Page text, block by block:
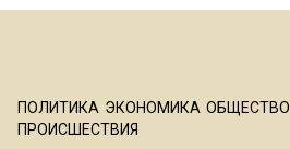
ПОЛИТИКА ЭКОНОМИКА ОБЩЕСТВО
ПРОИСШЕСТВИЯ